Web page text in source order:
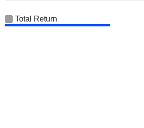
Total Return